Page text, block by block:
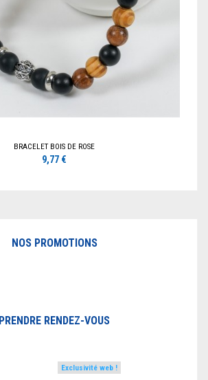
BRACELET BOIS DE ROSE
9,77 €
NOS PROMOTIONS
PRENDRE RENDEZ-VOUS
Exclusivité web !